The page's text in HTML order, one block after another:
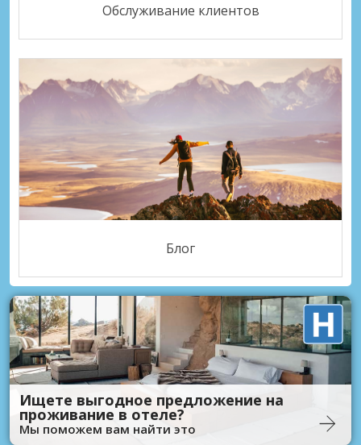
Обслуживание клиентов
Блог
Ищете выгодное предложение на
проживание в отеле?
Мы поможем вам найти это